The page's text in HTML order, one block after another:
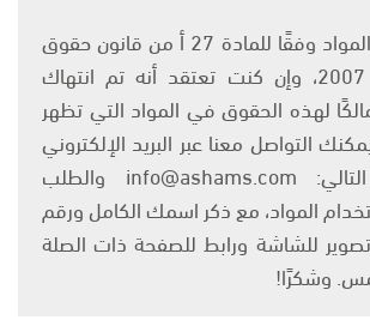
يتم الاستخدام المواد وفقًا للمادة 27 أ من قانون حقوق
التأليف والنشر 2007، وإن كنت تعتقد أنه تم انتهاك
لهذه الحقوق في المواد التي تظهر
التواصل معنا عبر البريد الإلكتروني
على العنوان التالي: info@ashams.com والطلب
المواد، مع ذكر اسمك الكامل ورقم
للشاشة ورابط للصفحة ذات الصلة
وشكرًا!